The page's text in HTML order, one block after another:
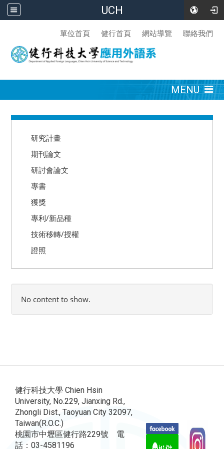
UCH
單位首頁 健行首頁 網站導覽 聯絡我們
MENU
研究計畫
期刊論文
研討會論文
專書
獲獎
專利/新品種
技術移轉/授權
證照
No content to show.
健行科技大學 Chien Hsin
University, No.229, Jianxing Rd.,
Zhongli Dist., Taoyuan City 32097,
Taiwan(R.O.C.)
桃園市中壢區健行路229號 電
話：03-4581196